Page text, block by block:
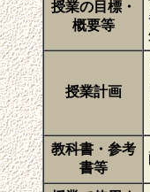
授業の目標・
概要等
授業計画
教科書・参考
書等